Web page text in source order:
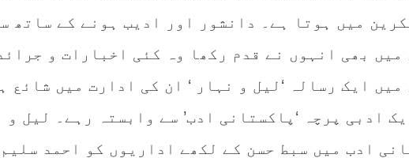
میں ہوتا ہے۔ دانشور اور ادیب ہونے کے ساتھ
میں بھی انہوں نے قدم رکھا وہ کئی اخبارات و
ایک رسالہ ‘لیل و نہار ‘ ان کی ادارت میں شائع
ادبی پرچہ ‘پاکستانی ادب’ سے وابستہ رہے۔ لیل و
ادب میں سبط حسن کے لکھے اداریوں کو احمد سلیم